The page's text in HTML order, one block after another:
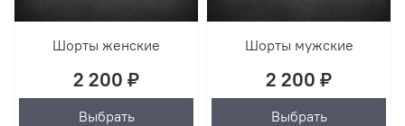
Шорты женские
2 200 ₽
Выбрать
Шорты мужские
2 200 ₽
Выбрать